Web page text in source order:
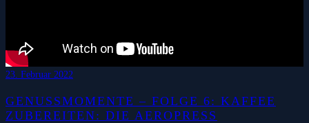
23. Februar 2022
GENUSSMOMENTE – FOLGE 6: KAFFEE
ZUBEREITEN: DIE AEROPRESS